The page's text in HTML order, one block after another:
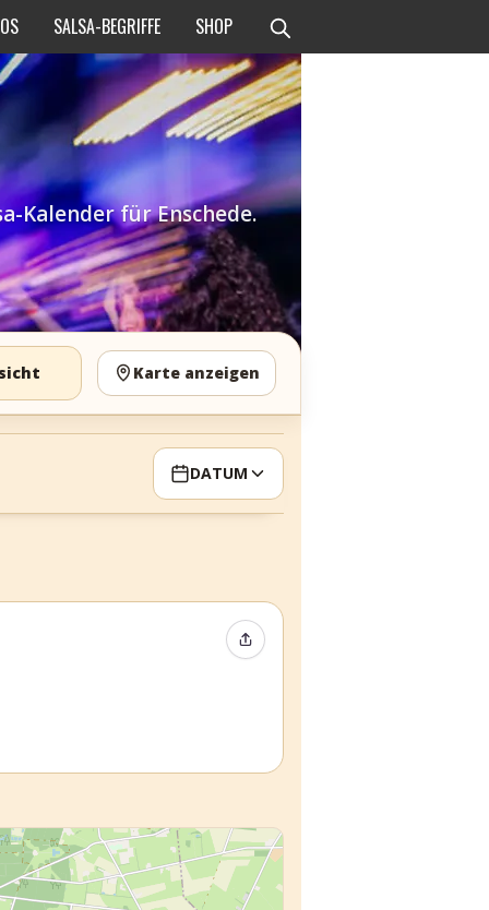
SALSA-BEGRIFFE SHOP
Kalender für Enschede.
Karte anzeigen
DATUM
Event teilen